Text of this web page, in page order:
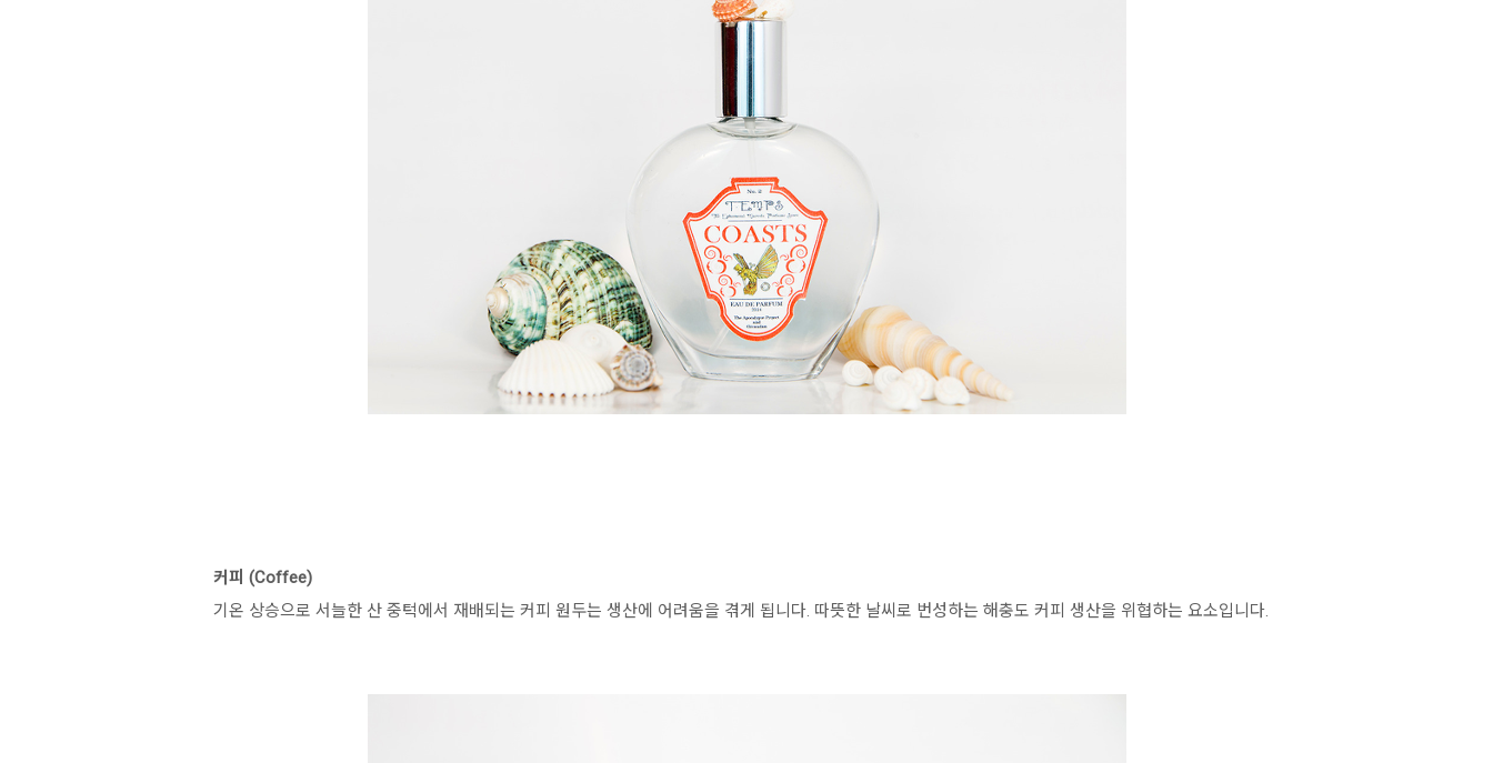
커피 (Coffee)
기온 상승으로 서늘한 산 중턱에서 재배되는 커피 원두는 생산에 어려움을 겪게 됩니다. 따뜻한 날씨로 번성하는 해충도 커피 생산을 위협하는 요소입니다.